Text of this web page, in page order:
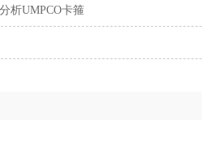
析UMPCO卡箍